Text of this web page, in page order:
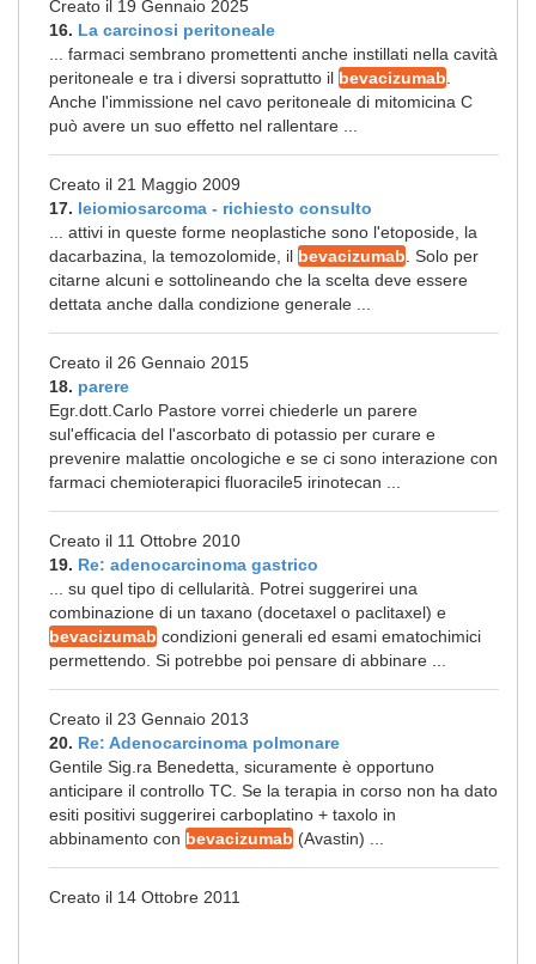
Creato il 19 Gennaio 2025
16. La carcinosi peritoneale
... farmaci sembrano promettenti anche instillati nella cavità
peritoneale e tra i diversi soprattutto il bevacizumab
Anche l'immissione nel cavo peritoneale di mitomicina C
può avere un suo effetto nel rallentare ...
Creato il 21 Maggio 2009
17. leiomiosarcoma - richiesto consulto
... attivi in queste forme neoplastiche sono l'etoposide, la
dacarbazina, la temozolomide, il bevacizumab . Solo per
citarne alcuni e sottolineando che la scelta deve essere
dettata anche dalla condizione generale ...
Creato il 26 Gennaio 2015
18. parere
Egr.dott.Carlo Pastore vorrei chiederle un parere
sul'efficacia del l'ascorbato di potassio per curare e
prevenire malattie oncologiche e se ci sono interazione con
farmaci chemioterapici fluoracile5 irinotecan ...
Creato il 11 Ottobre 2010
19. Re: adenocarcinoma gastrico
... su quel tipo di cellularità. Potrei suggerirei una
combinazione di un taxano (docetaxel o paclitaxel) e
bevacizumab condizioni generali ed esami ematochimici
permettendo. Si potrebbe poi pensare di abbinare ...
Creato il 23 Gennaio 2013
20. Re: Adenocarcinoma polmonare
Gentile Sig.ra Benedetta, sicuramente è opportuno
anticipare il controllo TC. Se la terapia in corso non ha dato
esiti positivi suggerirei carboplatino + taxolo in
abbinamento con bevacizumab (Avastin) ...
Creato il 14 Ottobre 2011